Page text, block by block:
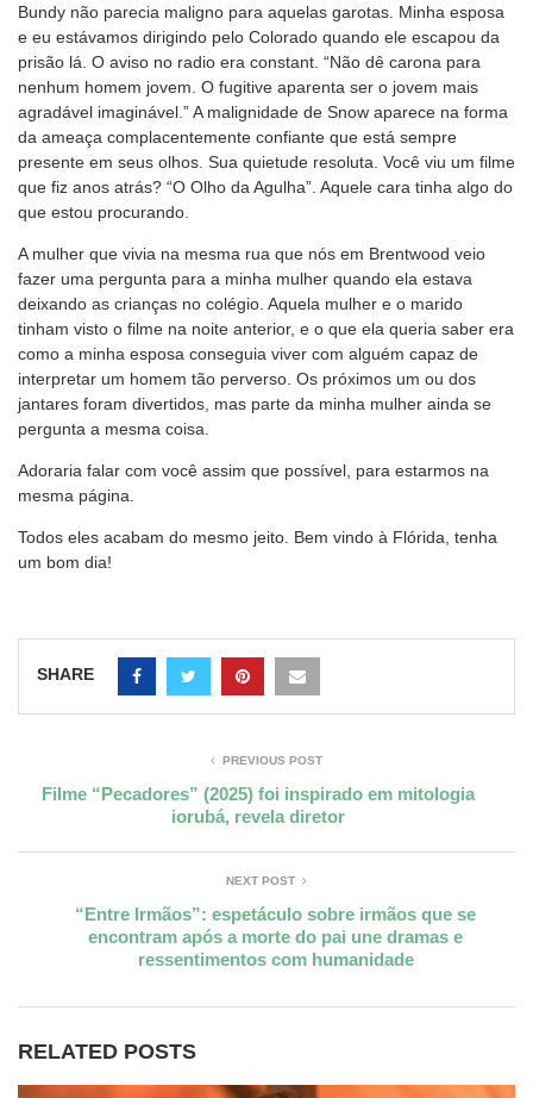
Bundy não parecia maligno para aquelas garotas. Minha esposa
e eu estávamos dirigindo pelo Colorado quando ele escapou da
prisão lá. O aviso no radio era constant. “Não dê carona para
nenhum homem jovem. O fugitive aparenta ser o jovem mais
agradável imaginável.” A malignidade de Snow aparece na forma
da ameaça complacentemente confiante que está sempre
presente em seus olhos. Sua quietude resoluta. Você viu um filme
que fiz anos atrás? “O Olho da Agulha”. Aquele cara tinha algo do
que estou procurando.
A mulher que vivia na mesma rua que nós em Brentwood veio
fazer uma pergunta para a minha mulher quando ela estava
deixando as crianças no colégio. Aquela mulher e o marido
tinham visto o filme na noite anterior, e o que ela queria saber era
como a minha esposa conseguia viver com alguém capaz de
interpretar um homem tão perverso. Os próximos um ou dos
jantares foram divertidos, mas parte da minha mulher ainda se
pergunta a mesma coisa.
Adoraria falar com você assim que possível, para estarmos na
mesma página.
Todos eles acabam do mesmo jeito. Bem vindo à Flórida, tenha
um bom dia!
SHARE
PREVIOUS POST
Filme “Pecadores” (2025) foi inspirado em mitologia
iorubá, revela diretor
NEXT POST
“Entre Irmãos”: espetáculo sobre irmãos que se
encontram após a morte do pai une dramas e
ressentimentos com humanidade
RELATED POSTS